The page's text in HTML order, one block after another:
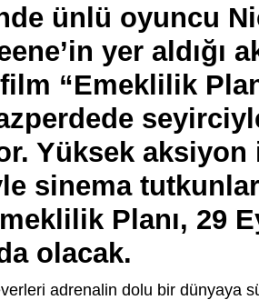
ünlü oyuncu
yer aldığı
“Emeklilik
Yüksek
sinema
Planı, 29
olacak.
adrenalin dolu bir dünyaya